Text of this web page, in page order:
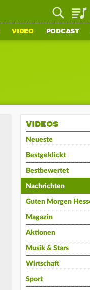
VIDEO PODCAST
VIDEOS
Neueste
Bestgeklickt
Bestbewertet
Nachrichten
Guten Morgen
Magazin
Aktionen
Musik & Stars
Wirtschaft
Sport